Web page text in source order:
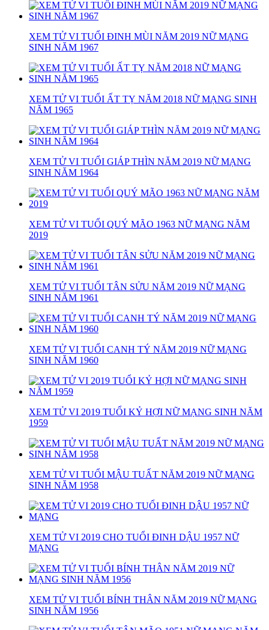
XEM TỬ VI TUỔI ĐINH MÙI NĂM 2019 NỮ MẠNG
SINH NĂM 1967
XEM TỬ VI TUỔI ẤT TỴ NĂM 2018 NỮ MẠNG SINH
NĂM 1965
XEM TỬ VI TUỔI GIÁP THÌN NĂM 2019 NỮ MẠNG
SINH NĂM 1964
XEM TỬ VI TUỔI QUÝ MÃO 1963 NỮ MẠNG NĂM
2019
XEM TỬ VI TUỔI TÂN SỬU NĂM 2019 NỮ MẠNG
SINH NĂM 1961
XEM TỬ VI TUỔI CANH TÝ NĂM 2019 NỮ MẠNG
SINH NĂM 1960
XEM TỬ VI 2019 TUỔI KỶ HỢI NỮ MẠNG SINH NĂM
1959
XEM TỬ VI TUỔI MẬU TUẤT NĂM 2019 NỮ MẠNG
SINH NĂM 1958
XEM TỬ VI 2019 CHO TUỔI ĐINH DẬU 1957 NỮ
MẠNG
XEM TỬ VI TUỔI BÍNH THÂN NĂM 2019 NỮ MẠNG
SINH NĂM 1956